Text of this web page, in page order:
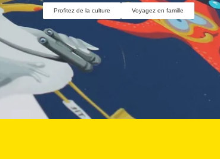
Profitez de la culture Voyagez en famille